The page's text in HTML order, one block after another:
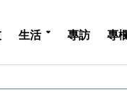
生活 專訪 專